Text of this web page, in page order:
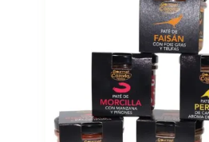
3 3
Filtrar